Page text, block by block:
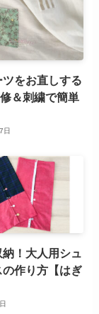
をお直しする
＆刺繍で簡単
日
！大人用シュ
作り方【はぎ